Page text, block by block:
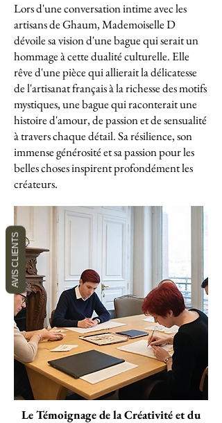
Lors d'une conversation intime avec les
artisans de Ghaum, Mademoiselle D
dévoile sa vision d'une bague qui serait un
hommage à cette dualité culturelle. Elle
rêve d'une pièce qui allierait la délicatesse
de l'artisanat français à la richesse des motifs
mystiques, une bague qui raconterait une
histoire d'amour, de passion et de sensualité
à travers chaque détail. Sa résilience, son
immense générosité et sa passion pour les
belles choses inspirent profondément les
créateurs.
Le Témoignage de la Créativité et du
AVIS CLIENTS